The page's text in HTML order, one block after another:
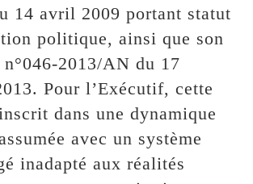
14 avril 2009 portant statut
politique, ainsi que son
2013/AN du 17
Pour l’Exécutif, cette
dans une dynamique
avec un système
inadapté aux réalités